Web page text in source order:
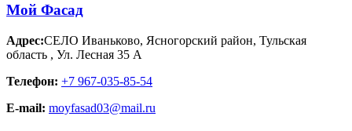
Мой Фасад
Адрес:СЕЛО Иваньково, Ясногорский район, Тульская
область , Ул. Лесная 35 А
Телефон: +7 967-035-85-54
E-mail: moyfasad03@mail.ru